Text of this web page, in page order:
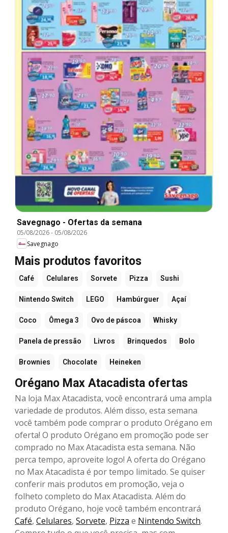
Savegnago - Ofertas da semana
05/08/2026- 05/08/2026
Savegnago
Mais produtos favoritos
Café Celulares Sorvete Pizza Sushi
Nintendo Switch LEGO Hambúrguer Açaí
Coco Ômega 3 Ovo de páscoa Whisky
Panela de pressão Livros Brinquedos Bolo
Brownies Chocolate Heineken
Orégano Max Atacadista ofertas
Na loja Max Atacadista, você encontrará uma ampla
variedade de produtos. Além disso, esta semana
você também pode comprar o produto Orégano em
oferta! O produto Orégano em promoção pode ser
comprado no Max Atacadista esta semana. Não
perca tempo, aproveite logo! A oferta do Orégano
no Max Atacadista é por tempo limitado. Se quiser
conferir mais produtos em promoção, veja o
folheto completo do Max Atacadista. Além do
produto Orégano, hoje você também encontrará
Café, Celulares, Sorvete, Pizza e Nintendo Switch.